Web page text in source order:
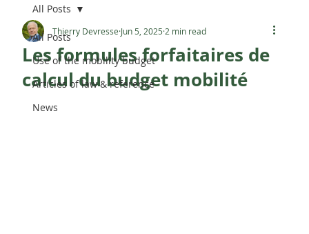
All Posts
Use of the mobility budget
Articles of law & reference
News
All Posts
Les formules forfaitaires de
calcul du budget mobilité
Thierry Devresse Jun 5, 2025 2 min read